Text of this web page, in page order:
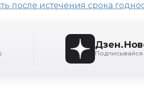
после истечения срока